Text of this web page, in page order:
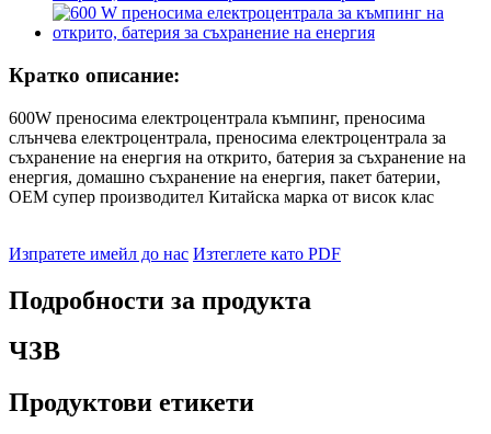
Кратко описание:
600W преносима електроцентрала къмпинг, преносима
слънчева електроцентрала, преносима електроцентрала за
съхранение на енергия на открито, батерия за съхранение на
енергия, домашно съхранение на енергия, пакет батерии,
OEM супер производител Китайска марка от висок клас
Изпратете имейл до нас Изтеглете като PDF
Подробности за продукта
ЧЗВ
Продуктови етикети